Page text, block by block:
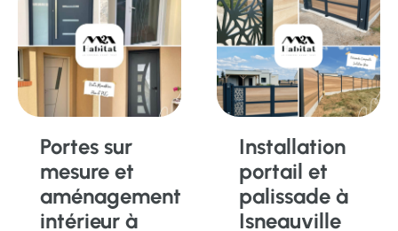
Portes sur
mesure et
aménagement
intérieur à
Installation
portail et
palissade à
Isneauville